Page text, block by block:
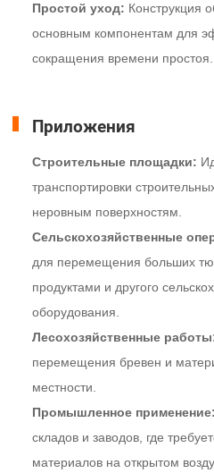
Простой уход: Конструкция
основным компонентам для
сокращения времени простоя.
Приложения
Строительные площадки:
транспортировки
неровным поверхностям.
Сельскохозяйственные
для перемещения больших
продуктами и другого
оборудования.
Лесохозяйственные
перемещения бревен и
местности.
Промышленное применение:
складов и заводов, где
материалов на открытом